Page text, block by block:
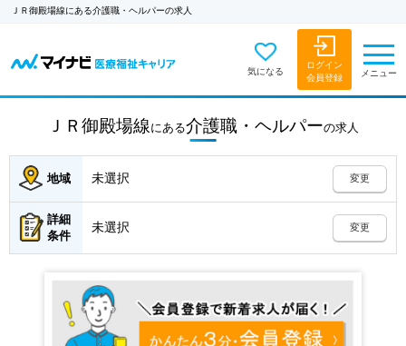
ＪＲ御殿場線にある介護職・ヘルパーの求人
気になる
ログイン
会員登録
メニュー
ＪＲ御殿場線 にある介護職・ヘルパーの求人
地域 未選択 変更
詳細
条件
未選択 変更